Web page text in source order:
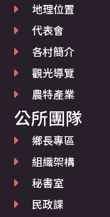
地理位置
代表會
各村簡介
觀光導覽
農特產業
公所團隊
鄉長專區
組織架構
秘書室
民政課